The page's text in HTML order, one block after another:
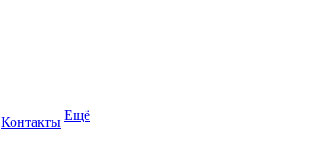
Контакты Ещё